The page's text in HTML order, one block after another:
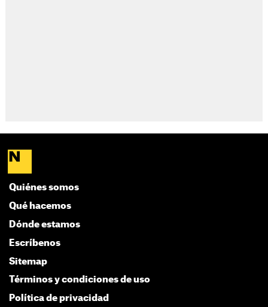
Quiénes somos
Qué hacemos
Dónde estamos
Escríbenos
Sitemap
Términos y condiciones de uso
Política de privacidad